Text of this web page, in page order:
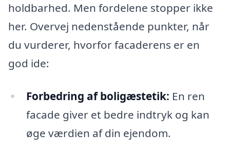
holdbarhed. Men fordelene stopper ikke
her. Overvej nedenstående punkter, når
du vurderer, hvorfor facaderens er en
god ide:
Forbedring af boligæstetik: En ren
facade giver et bedre indtryk og kan
øge værdien af din ejendom.